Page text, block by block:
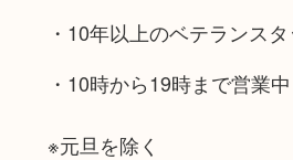
・10年以上のベテランス
・10時から19時まで営業中
※元旦を除く